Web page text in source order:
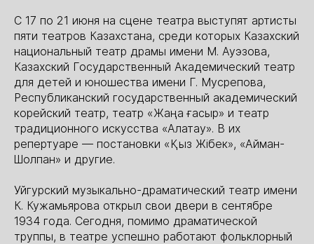
С 17 по 21 июня на сцене театра выступят артисты
пяти театров Казахстана, среди которых Казахский
национальный театр драмы имени М. Ауэзова,
Казахский Государственный Академический театр
для детей и юношества имени Г. Мусрепова,
Республиканский государственный академический
корейский театр, театр «Жаңа ғасыр» и театр
традиционного искусства «Алатау». В их
репертуаре — постановки «Қыз Жібек», «Айман-
Шолпан» и другие.
Уйгурский музыкально-драматический театр имени
К. Кужамьярова открыл свои двери в сентябре
1934 года. Сегодня, помимо драматической
труппы, в театре успешно работают фольклорный